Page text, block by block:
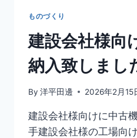
ものづくり
建設会社様向
納入致しまし
By 洋平田邊 2026年2月15
建設会社様向けに中古
手建設会社様の工場向